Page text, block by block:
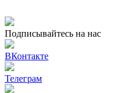
Подписывайтесь на нас
ВКонтакте
Телеграм